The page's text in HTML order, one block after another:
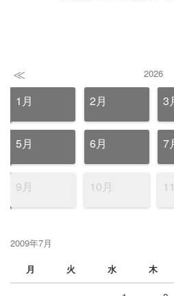
≪ 2026
1月 2月 3
5月 6月 7
9月 10月
2009年7月
月
火 水 木